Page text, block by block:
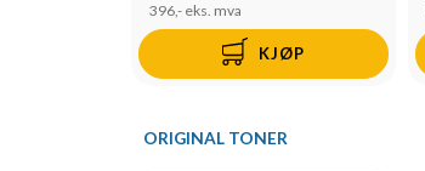
396,- eks. mva
KJØP
ORIGINAL TONER